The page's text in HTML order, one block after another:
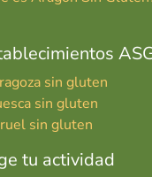
sin gluten
sin gluten
sin gluten
tu actividad